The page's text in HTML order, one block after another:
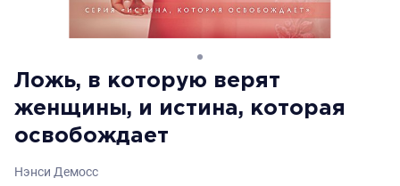
Ложь, в которую верят
женщины, и истина, которая
освобождает
Нэнси Демосс